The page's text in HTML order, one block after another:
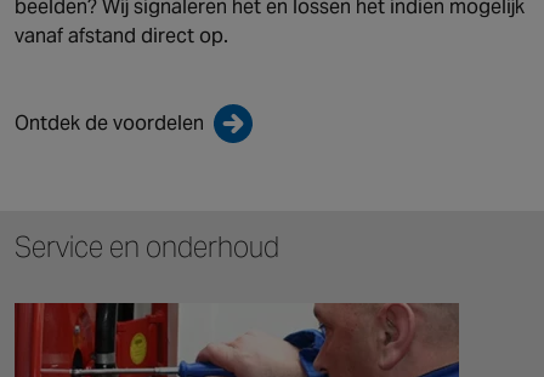
beelden? Wij signaleren het en lossen het indien mogelijk
vanaf afstand direct op.
Ontdek de voordelen
Service en onderhoud